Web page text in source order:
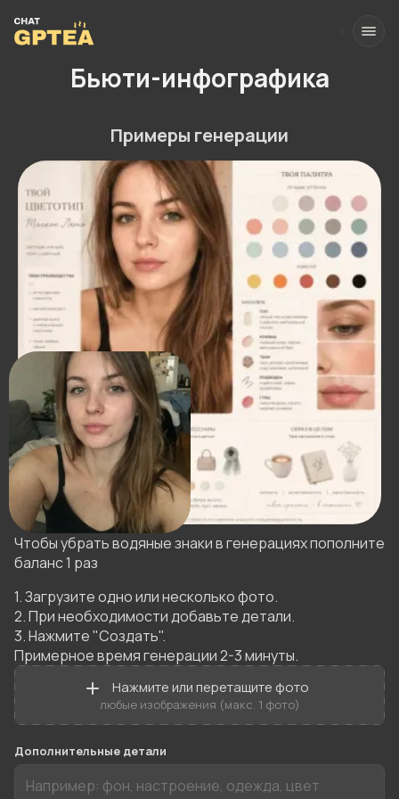
Бьюти-инфографика
Нажмите или перетащите фото
любые изображения (макс. 1 фото)
Дополнительные детали
Примеры генерации
Чтобы убрать водяные знаки в генерациях пополните
баланс 1 раз
1. Загрузите одно или несколько фото.
2. При необходимости добавьте детали.
3. Нажмите "Создать".
Примерное время генерации 2-3 минуты.